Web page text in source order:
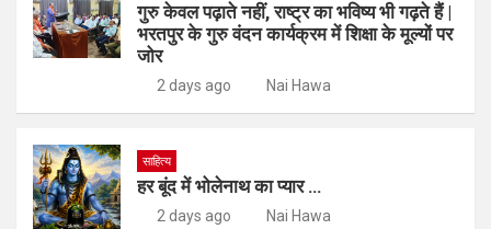
गुरु केवल पढ़ाते नहीं, राष्ट्र का भविष्य भी गढ़ते हैं |
भरतपुर के गुरु वंदन कार्यक्रम में शिक्षा के मूल्यों पर
जोर
2 days ago Nai Hawa
साहित्य
हर बूंद में भोलेनाथ का प्यार …
2 days ago Nai Hawa